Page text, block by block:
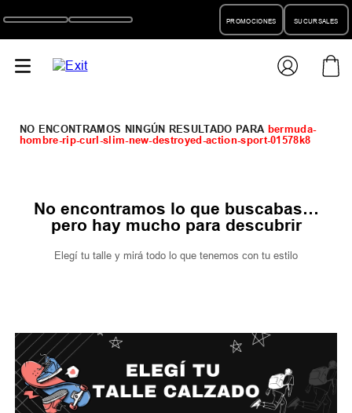
PROMOCIONES SUCURSALES
bermuda-
hombre-rip-curl-slim-new-destroyed-action-sport-01578k8
No encontramos lo que buscabas…
pero hay mucho para descubrir
Elegí tu talle y mirá todo lo que tenemos con tu estilo